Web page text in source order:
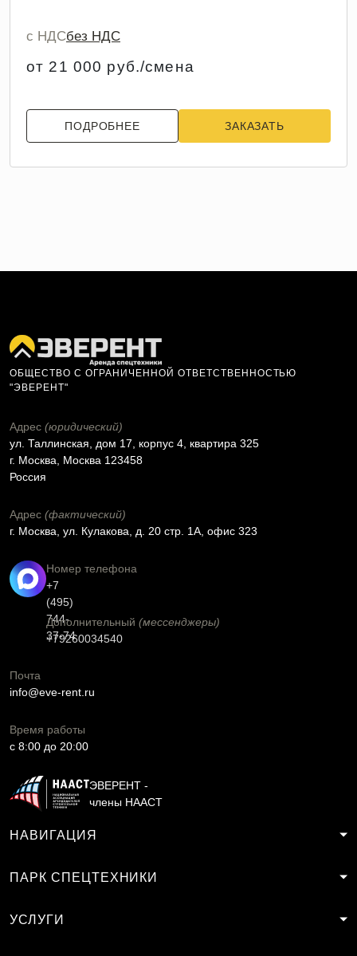
с НДСбез НДС
от 21 000 руб./смена
ПОДРОБНЕЕ ЗАКАЗАТЬ
ОБЩЕСТВО С ОГРАНИЧЕННОЙ ОТВЕТСТВЕННОСТЬЮ
"ЭВЕРЕНТ"
Адрес (юридический)
ул. Таллинская, дом 17, корпус 4, квартира 325
г. Москва, Москва 123458
Россия
Адрес (фактический)
г. Москва, ул. Кулакова, д. 20 стр. 1А, офис 323
Номер телефона
+7
(495)
744-
37-74
Дополнительный (мессенджеры)
+79260034540
Почта
info@eve-rent.ru
Время работы
c 8:00 до 20:00
ЭВЕРЕНТ -
члены НААСТ
НАВИГАЦИЯ
ПАРК СПЕЦТЕХНИКИ
УСЛУГИ